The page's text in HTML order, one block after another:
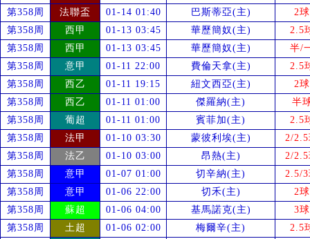
第358周
法聯盃 01-14 01:40 巴斯蒂亞(主)
2球
第358周
西甲 01-13 03:45 華歷簡奴(主)
2.5
第358周
西甲 01-13 03:45 華歷簡奴(主)
半/
第358周
意甲 01-11 22:00 費倫天拿(主)
2.5
第358周
西乙 01-11 19:15 紐文西亞(主)
2球
第358周
西乙 01-11 01:00 傑羅納(主)
半
第358周
葡超 01-11 01:00 賓菲加(主)
2.5
第358周
法甲 01-10 03:30 蒙彼利埃(主)
2/
第358周
法乙 01-10 03:00 昂熱(主)
2/
第358周
意甲 01-07 01:00 切辛納(主)
2.5/
第358周
意甲 01-06 22:00 切禾(主)
2球
第358周
蘇超 01-06 04:00 基馬諾克(主)
3球
第358周
土超 01-06 02:00 梅爾辛(主)
2.5